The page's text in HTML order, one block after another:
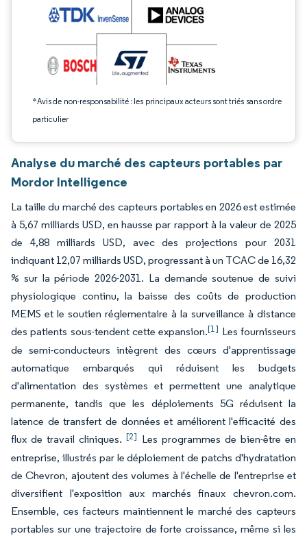
*Avis de non-responsabilité : les principaux acteurs sont triés sans ordre
particulier
Analyse du marché des capteurs portables par
Mordor Intelligence
La taille du marché des capteurs portables en 2026 est estimée
à 5,67 milliards USD, en hausse par rapport à la valeur de 2025
de 4,88 milliards USD, avec des projections pour 2031
indiquant 12,07 milliards USD, progressant à un TCAC de 16,32
% sur la période 2026-2031. La demande soutenue de suivi
physiologique continu, la baisse des coûts de production
MEMS et le soutien réglementaire à la surveillance à distance
des patients sous-tendent cette expansion.[1] Les fournisseurs
de semi-conducteurs intègrent des cœurs d'apprentissage
automatique embarqués qui réduisent les budgets
d'alimentation des systèmes et permettent une analytique
permanente, tandis que les déploiements 5G réduisent la
latence de transfert de données et améliorent l'efficacité des
flux de travail cliniques.[2] Les programmes de bien-être en
entreprise, illustrés par le déploiement de patchs d'hydratation
de Chevron, ajoutent des volumes à l'échelle de l'entreprise et
diversifient l'exposition aux marchés finaux chevron.com.
Ensemble, ces facteurs maintiennent le marché des capteurs
portables sur une trajectoire de forte croissance, même si les